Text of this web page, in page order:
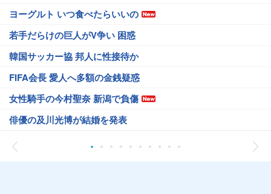
ヨーグルト いつ食べたらいいの
若手だらけの巨人がV争い 困惑
韓国サッカー協 邦人に性接待か
FIFA会長 愛人へ多額の金銭疑惑
女性騎手の今村聖奈 新潟で負傷
俳優の及川光博が結婚を発表